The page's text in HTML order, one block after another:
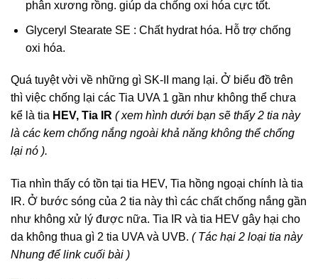
phân xương rồng. giúp da chống oxi hóa cực tốt.
Glyceryl Stearate SE : Chất hydrat hóa. Hỗ trợ chống
oxi hóa.
Quá tuyệt vời về những gì SK-II mang lại. Ở biểu đồ trên
thì việc chống lại các Tia UVA 1 gần như không thể chưa
kể là tia HEV, Tia IR ( xem hình dưới bạn sẽ thấy 2 tia này
là các kem chống nắng ngoài khả năng không thể chống
lại nó ).
Tia nhìn thấy có tồn tại tia HEV, Tia hồng ngoại chính là tia
IR. Ở bước sóng của 2 tia này thì các chất chống nắng gần
như không xử lý được nữa. Tia IR và tia HEV gây hại cho
da không thua gì 2 tia UVA và UVB. ( Tác hại 2 loại tia này
Nhung để link cuối bài )